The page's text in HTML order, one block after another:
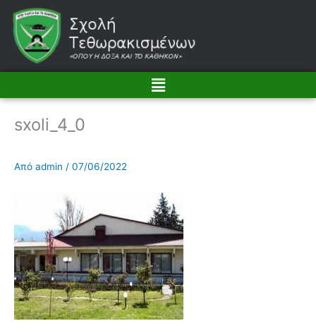
Μετάβαση
στο
περιεχόμενο
Menu
sxoli_4_0
Από admin / 07/06/2022